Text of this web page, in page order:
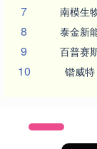
7 南模生
8 泰金新
9 百普赛
10 锴威特